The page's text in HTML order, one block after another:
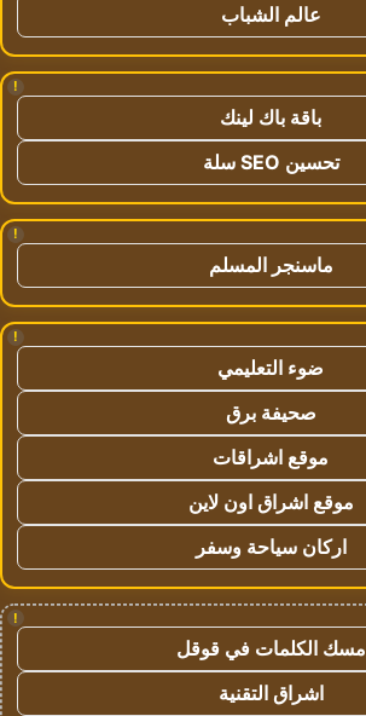
عالم الشباب
!
باقة باك لينك
تحسين SEO سلة
!
ماسنجر المسلم
!
ضوء التعليمي
صحيفة برق
موقع اشراقات
موقع اشراق اون لاين
اركان سياحة وسفر
!
مسك الكلمات في قوقل
اشراق التقنية